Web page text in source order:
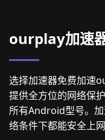
ourplay加速
选择加速器免费加速
提供全方位的网络保
所有Android型号。
络条件下都能安全上网